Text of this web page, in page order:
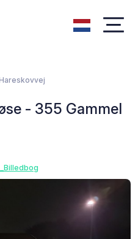
- 355 Gammel